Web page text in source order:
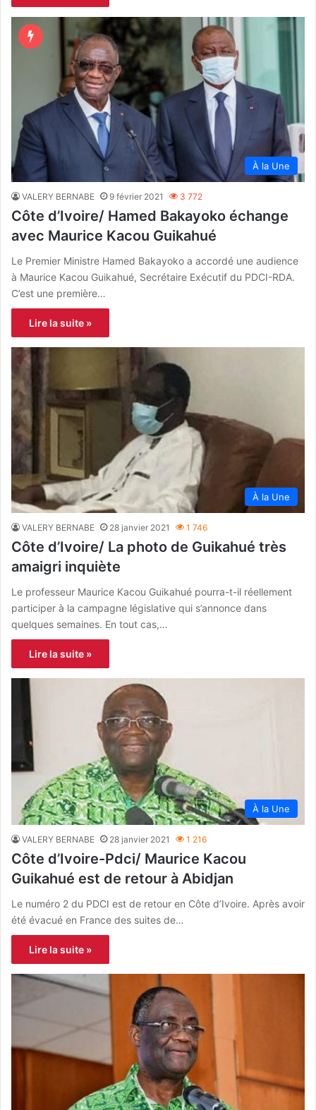
À la Une
VALERY BERNABE 9 février 2021 3 772
Côte d’Ivoire/ Hamed Bakayoko échange
avec Maurice Kacou Guikahué
Le Premier Ministre Hamed Bakayoko a accordé une audience
à Maurice Kacou Guikahué, Secrétaire Exécutif du PDCI-RDA.
C’est une première…
Lire la suite »
À la Une
VALERY BERNABE 28 janvier 2021 1 746
Côte d’Ivoire/ La photo de Guikahué très
amaigri inquiète
Le professeur Maurice Kacou Guikahué pourra-t-il réellement
participer à la campagne législative qui s’annonce dans
quelques semaines. En tout cas,…
Lire la suite »
À la Une
VALERY BERNABE 28 janvier 2021 1 216
Côte d’Ivoire-Pdci/ Maurice Kacou
Guikahué est de retour à Abidjan
Le numéro 2 du PDCI est de retour en Côte d’Ivoire. Après avoir
été évacué en France des suites de…
Lire la suite »